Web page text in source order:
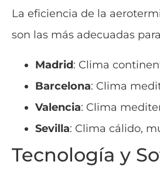
La eficiencia de la
son las más adecuadas
Madrid: Clima
Barcelona: Clima
Valencia: Clima
Sevilla: Clima cálido,
Tecnología y